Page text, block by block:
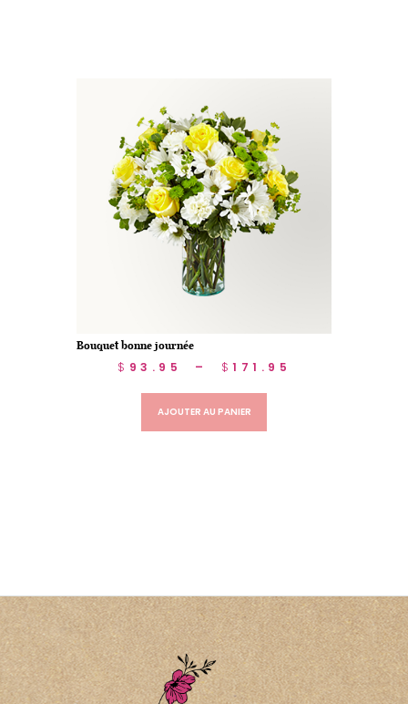
Bouquet bonne journée
$ 93.95 – $ 171.95
AJOUTER AU PANIER